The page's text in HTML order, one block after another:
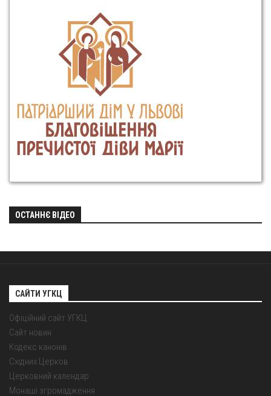
ОСТАННЄ ВІДЕО
САЙТИ УГКЦ
Офіційний сайт УГКЦ
Сайт новин
Кодекс канонів
Східних Церков
Церковний календар
Монаші згромадження